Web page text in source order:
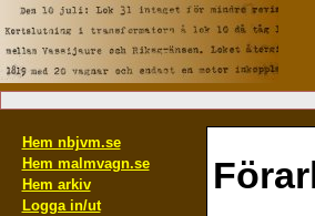
Hem nbjvm.se
Hem malmvagn.se
Hem arkiv
Logga in/ut